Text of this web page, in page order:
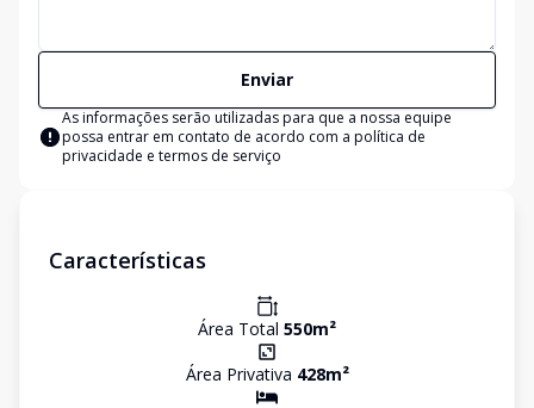
Enviar
As informações serão utilizadas para que a nossa equipe
possa entrar em contato de acordo com a política de
privacidade e termos de serviço
Características
Área Total 550m²
Área Privativa 428m²